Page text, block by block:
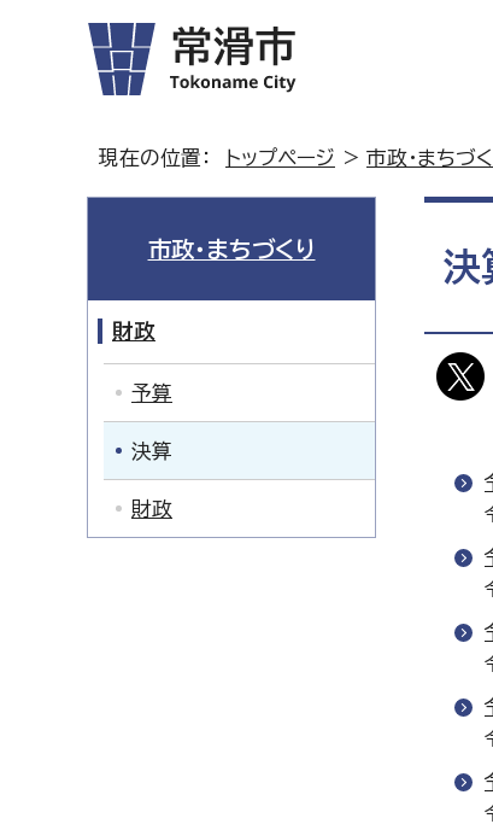
現在の位置： トップページ > 市政・まちづ
決
市政・まちづくり
財政
予算
決算
財政